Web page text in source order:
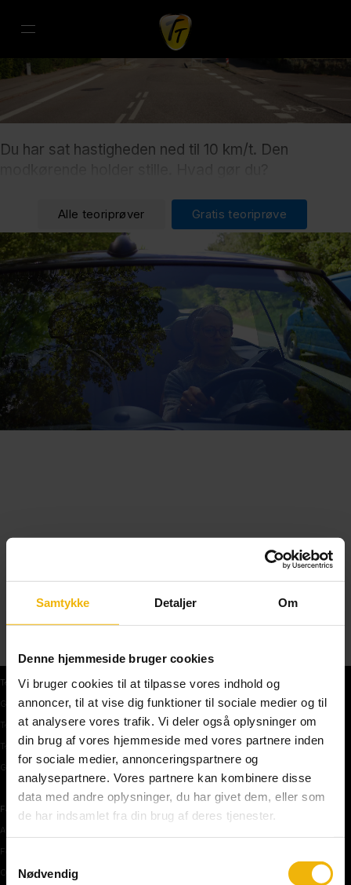
Samtykke Detaljer Om
Denne hjemmeside bruger cookies
Vi bruger cookies til at tilpasse vores indhold og
annoncer, til at vise dig funktioner til sociale medier og til
at analysere vores trafik. Vi deler også oplysninger om
din brug af vores hjemmeside med vores partnere inden
for sociale medier, annonceringspartnere og
analysepartnere. Vores partnere kan kombinere disse
data med andre oplysninger, du har givet dem, eller som
de har indsamlet fra din brug af deres tjenester.
Nødvendig
Du har sat hastigheden ned til 10 km/t. Den
Alle teoriprøver Gratis teoriprøve
Teoriprøver
Gratis teoriprøve
Teoriprøver oversigt
Teoriprøver – pakker/priser
Generhvervelse af kørekort
Færdselstavler
Advarselstavler
Forbudstavler
Oplysningstavler